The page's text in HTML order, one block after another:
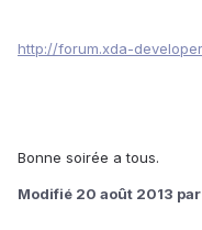
http://forum.xda-
Bonne soirée a tous.
Modifié 20 août 2013